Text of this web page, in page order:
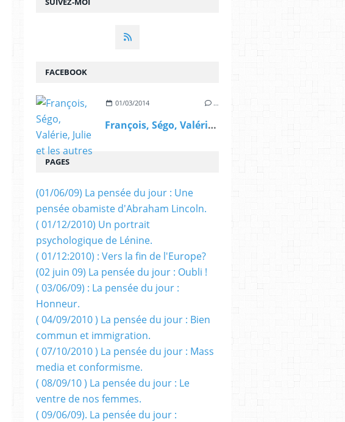
FACEBOOK
01/03/2014 …
François, Ségo, Valérie, Julie et les autres
PAGES
(01/06/09) La pensée du jour : Une
pensée obamiste d'Abraham Lincoln.
( 01/12/2010) Un portrait
psychologique de Lénine.
( 01/12:2010) : Vers la fin de l'Europe?
(02 juin 09) La pensée du jour : Oubli !
( 03/06/09) : La pensée du jour :
Honneur.
( 04/09/2010 ) La pensée du jour : Bien
commun et immigration.
( 07/10/2010 ) La pensée du jour : Mass
media et conformisme.
( 08/09/10 ) La pensée du jour : Le
ventre de nos femmes.
( 09/06/09). La pensée du jour :